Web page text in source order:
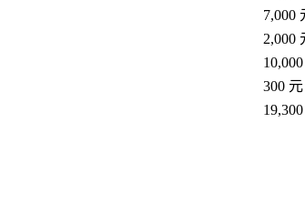
7,000
2,000
300 元